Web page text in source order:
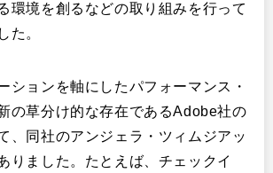
環境を創るなどの取り組みを行って
た。
ションを軸にしたパフォーマンス・
の草分け的な存在であるAdobe社の
、同社のアンジェラ・ツィムジアッ
りました。たとえば、チェックイ